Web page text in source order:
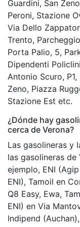
Guardini, San
Peroni, Stazione
Via Dello
Trento,
Porta Palio, 5,
Dipendenti
Antonio Scuro,
Zeno, Piazza
Stazione Est etc.
¿Dónde hay
cerca de Verona?
Las gasolineras y
las gasolineras
ejemplo, ENI
ENI), Tamoil en
Q8 Easy, Ewa,
ENI) en Via
Indipend